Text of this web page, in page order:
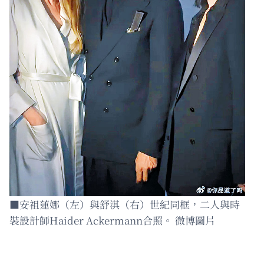
■安祖蓮娜（左）與舒淇（右）世紀同框，二人與時
裝設計師Haider Ackermann合照。 微博圖片